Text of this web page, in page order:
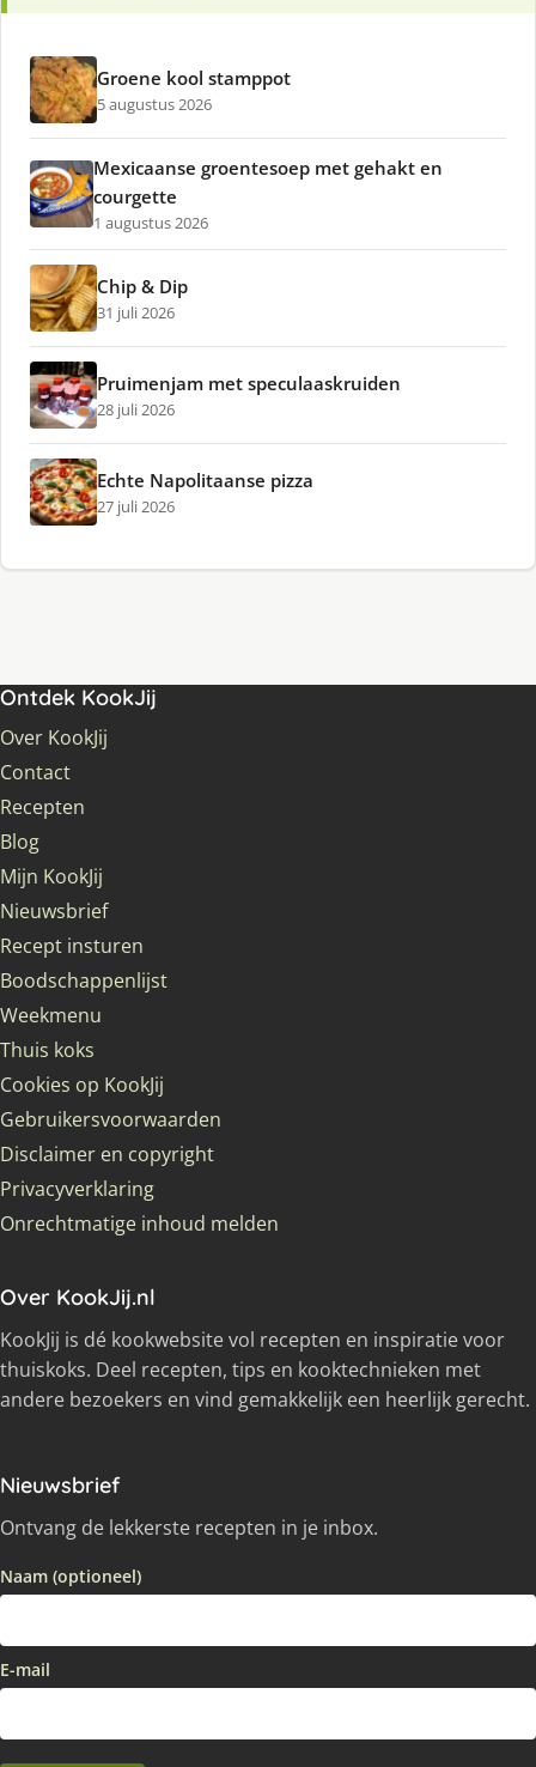
Groene kool stamppot
5 augustus 2026
Mexicaanse groentesoep met gehakt en
courgette
1 augustus 2026
Chip & Dip
31 juli 2026
Pruimenjam met speculaaskruiden
28 juli 2026
Echte Napolitaanse pizza
27 juli 2026
Ontdek KookJij
Over KookJij
Contact
Recepten
Blog
Mijn KookJij
Nieuwsbrief
Recept insturen
Boodschappenlijst
Weekmenu
Thuis koks
Cookies op KookJij
Gebruikersvoorwaarden
Disclaimer en copyright
Privacyverklaring
Onrechtmatige inhoud melden
Over KookJij.nl
KookJij is dé kookwebsite vol recepten en inspiratie voor
thuiskoks. Deel recepten, tips en kooktechnieken met
andere bezoekers en vind gemakkelijk een heerlijk gerecht.
Nieuwsbrief
Ontvang de lekkerste recepten in je inbox.
Naam (optioneel)
E-mail